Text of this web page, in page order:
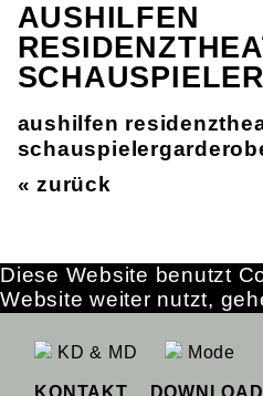
AUSHILFEN
aushilfen
« zurück
KD & MD Mode
KONTAKT
Diese Website benutzt
Website weiter nutzt,